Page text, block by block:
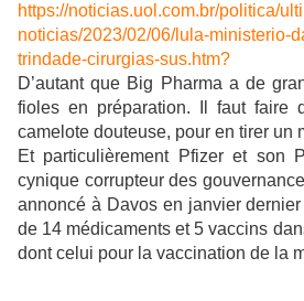
https://noticias.uol.com.br/politica/
noticias/2023/02/06/lula-ministerio-
trindade-cirurgias-sus.htm?
D’autant que Big Pharma a de
fioles en préparation. Il faut faire
camelote douteuse, pour en tirer un
Et particulièrement Pfizer et son
cynique corrupteur des
annoncé à Davos en janvier
de 14 médicaments et 5 vaccins
dont celui pour la vaccination de la